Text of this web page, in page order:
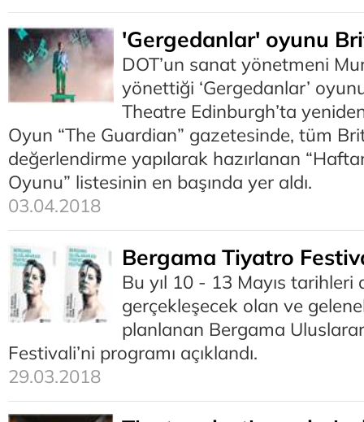
'Gergedanlar' oyunu
DOT’un sanat yönetmeni
yönettiği ‘Gergedanlar’
Theatre Edinburgh’ta
Oyun “The Guardian” gazetesinde, tüm
değerlendirme yapılarak hazırlanan
Oyunu” listesinin en başında yer aldı.
03.04.2018
Bergama Tiyatro
Bu yıl 10 - 13 Mayıs tarihleri
gerçekleşecek olan ve
planlanan Bergama
Festivali’ni programı açıklandı.
29.03.2018